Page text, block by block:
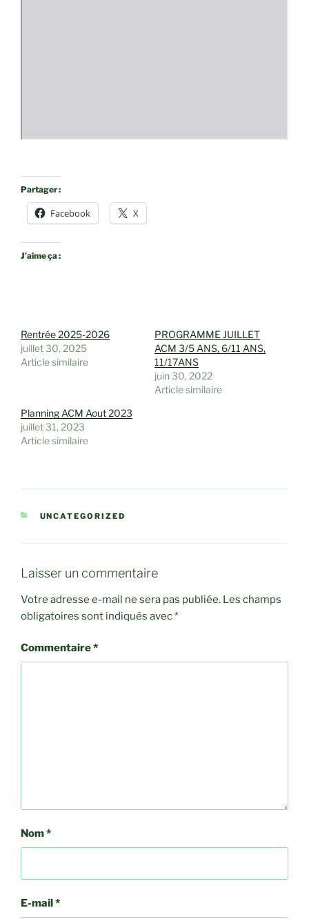
Partager :
Facebook X
J’aime ça :
Rentrée 2025-2026
juillet 30, 2025
Article similaire
PROGRAMME JUILLET
ACM 3/5 ANS, 6/11 ANS,
11/17ANS
juin 30, 2022
Article similaire
Planning ACM Aout 2023
juillet 31, 2023
Article similaire
CATÉGORIES
UNCATEGORIZED
Laisser un commentaire
Votre adresse e-mail ne sera pas publiée. Les champs
obligatoires sont indiqués avec*
Commentaire*
Nom*
E-mail*